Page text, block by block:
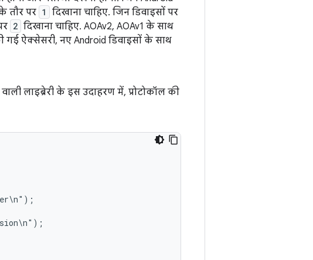
तौर पर 1
दिखाना चाहिए. जिन डिवाइसों पर
2 दिखाना चाहिए. AOAv2, AOAv1 के साथ
ऐक्सेसरी, नए Android डिवाइसों के साथ
वाली लाइब्रेरी के इस उदाहरण में, प्रोटोकॉल की